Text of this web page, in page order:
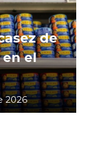
de
el
2026